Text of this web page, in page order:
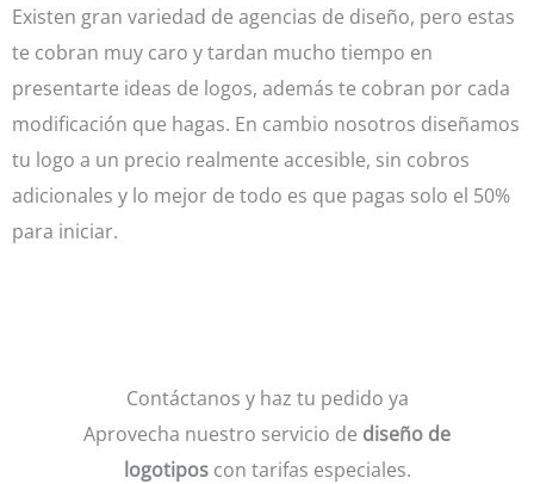
Existen gran variedad de agencias de diseño, pero estas
te cobran muy caro y tardan mucho tiempo en
presentarte ideas de logos, además te cobran por cada
modificación que hagas. En cambio nosotros diseñamos
tu logo a un precio realmente accesible, sin cobros
adicionales y lo mejor de todo es que pagas solo el 50%
para iniciar.
Contáctanos y haz tu pedido ya
Aprovecha nuestro servicio de diseño de
logotiposcon tarifas especiales.